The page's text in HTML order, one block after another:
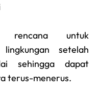
rencana untuk
setelah
sehingga dapat
terus-menerus.